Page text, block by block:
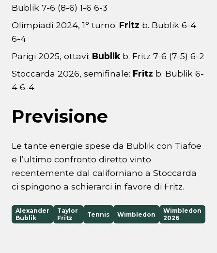
Bublik 7-6 (8-6) 1-6 6-3
Olimpiadi 2024, 1° turno: Fritz b. Bublik 6-4
6-4
Parigi 2025, ottavi: Bublik b. Fritz 7-6 (7-5) 6-2
Stoccarda 2026, semifinale: Fritz b. Bublik 6-
4 6-4
Previsione
Le tante energie spese da Bublik con Tiafoe
e l’ultimo confronto diretto vinto
recentemente dal californiano a Stoccarda
ci spingono a schierarci in favore di Fritz.
Alexander
Bublik
Taylor
Fritz
Tennis Wimbledon
Wimbledon
2026